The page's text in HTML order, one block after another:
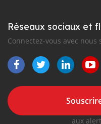
Réseaux sociaux et
Connectez-vous avec nous
aux